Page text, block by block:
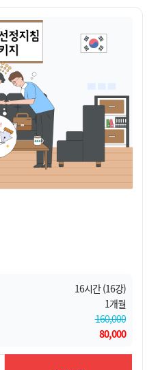
16시간 (16강)
1개월
160,000
80,000